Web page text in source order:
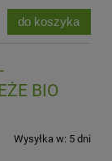
do koszyka
BIO
Wysyłka w: 5 dni